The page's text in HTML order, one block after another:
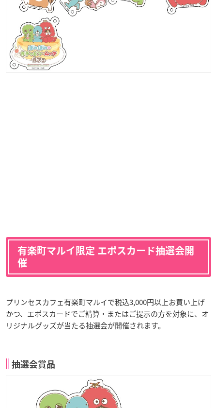
有楽町マルイ限定 エポスカード抽選会開
催
プリンセスカフェ有楽町マルイで税込3,000円以上お買い上げ
かつ、エポスカードでご精算・またはご提示の方を対象に、オ
リジナルグッズが当たる抽選会が開催されます。
抽選会賞品